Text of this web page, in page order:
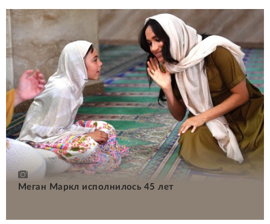
Меган Маркл исполнилось 45 лет